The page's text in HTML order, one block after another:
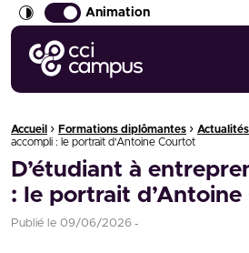
Animation
CCI Campus La formation qui vous ressemble
Fil d'Ariane :
Accueil › Formations diplômantes › Actualités
accompli : le portrait d’Antoine Courtot
D’étudiant à
: le portrait
Publié le 09/06/2026